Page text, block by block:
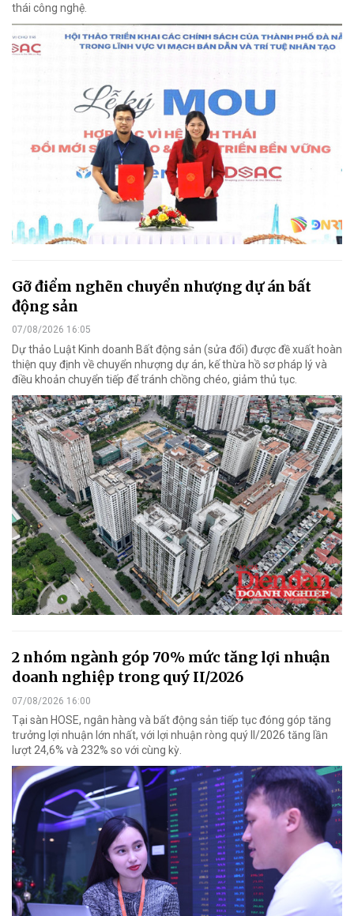
thái công nghệ.
Gỡ điểm nghẽn chuyển nhượng dự án bất
động sản
07/08/2026 16:05
Dự thảo Luật Kinh doanh Bất động sản (sửa đổi) được đề xuất hoàn
thiện quy định về chuyển nhượng dự án, kế thừa hồ sơ pháp lý và
điều khoản chuyển tiếp để tránh chồng chéo, giảm thủ tục.
2 nhóm ngành góp 70% mức tăng lợi nhuận
doanh nghiệp trong quý II/2026
07/08/2026 16:00
Tại sàn HOSE, ngân hàng và bất động sản tiếp tục đóng góp tăng
trưởng lợi nhuận lớn nhất, với lợi nhuận ròng quý II/2026 tăng lần
lượt 24,6% và 232% so với cùng kỳ.